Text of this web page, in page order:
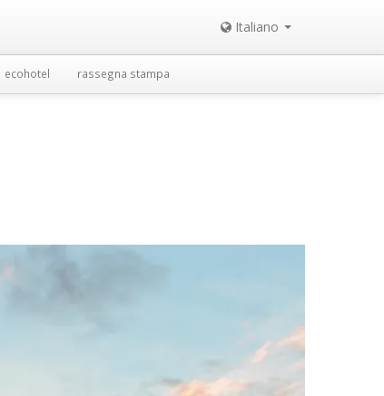
Italiano
ecohotel rassegna stampa